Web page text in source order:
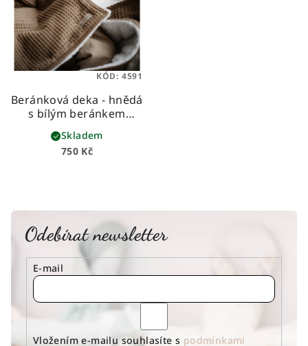
Beránková deka - hnědá
s bílým beránkem
dětská beránková deka
z vafloviny a hebkého
beránka
750 Kč
Skladem
KÓD: 4591
Odebírat newsletter
E-mail
Vložením e-mailu souhlasíte s podmínkami